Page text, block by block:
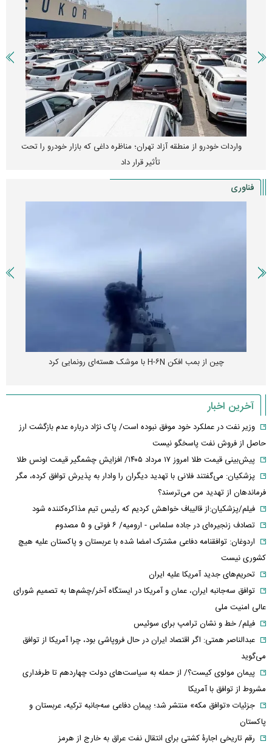
واردات خودرو از منطقه آزاد تهران؛ مناظره داغی که بازار خودرو را تحت
تأثیر قرار داد
فناوری
چین از بمب افکن H-۶N با موشک هسته‌ای رونمایی کرد
آخرین اخبار
وزیر نفت در عملکرد خود موفق نبوده است/ پاک نژاد درباره عدم بازگشت ارز
حاصل از فروش نفت پاسخگو نیست
پیش‌بینی قیمت طلا امروز ۱۷ مرداد ۱۴۰۵/ افزایش چشمگیر قیمت اونس طلا
پزشکیان: می‌گفتند فلانی با تهدید دیگران را وادار به پذیرش توافق کرده، مگر
فرماندهان از تهدید من می‌ترسند؟
فیلم/پزشکیان:از قالیباف خواهش کردیم که رئیس تیم مذاکره‌کننده شود
تصادف زنجیره‌ای در جاده سلماس - ارومیه/ ۶ فوتی و ۵ مصدوم
اردوغان: توافقنامه دفاعی مشترک امضا شده با عربستان و پاکستان علیه هیچ
کشوری نیست
تحریم‌های جدید آمریکا علیه ایران
توافق سه‌جانبه ایران، عمان و آمریکا در ایستگاه آخر/چشم‌ها به تصمیم شورای
عالی امنیت ملی
فیلم/ خط و نشان ترامپ برای سوئیس
عبدالناصر همتی: اگر اقتصاد ایران در حال فروپاشی بود، چرا آمریکا از توافق
می‌گوید
پیمان مولوی کیست؟/ از حمله به سیاست‌های دولت چهاردهم تا طرفداری
مشروط از توافق با آمریکا
جزئیات «توافق مکه» منتشر شد؛ پیمان دفاعی سه‌جانبه ترکیه، عربستان و
پاکستان
رقم تاریخی اجارۀ کشتی برای انتقال نفت عراق به خارج از هرمز